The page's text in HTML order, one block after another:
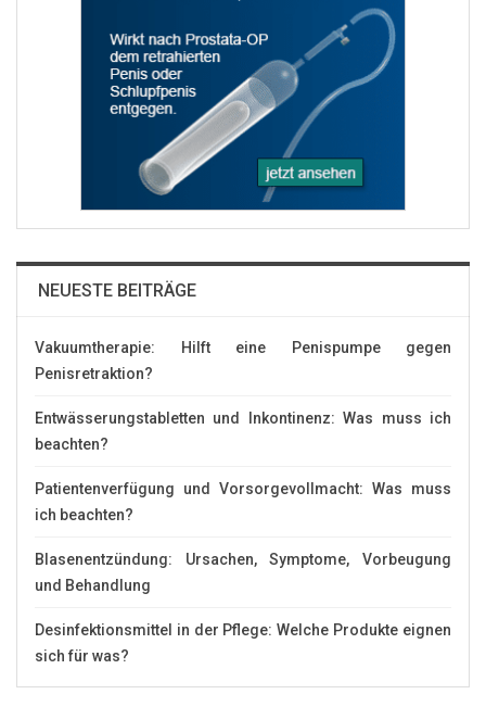
NEUESTE BEITRÄGE
Vakuumtherapie: Hilft eine Penispumpe gegen
Penisretraktion?
Entwässerungstabletten und Inkontinenz: Was muss ich
beachten?
Patientenverfügung und Vorsorgevollmacht: Was muss
ich beachten?
Blasenentzündung: Ursachen, Symptome, Vorbeugung
und Behandlung
Desinfektionsmittel in der Pflege: Welche Produkte eignen
sich für was?